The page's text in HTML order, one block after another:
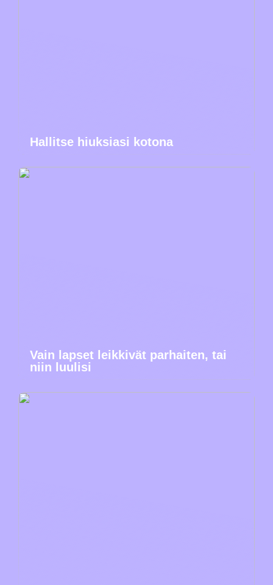
Hallitse hiuksiasi kotona
Vain lapset leikkivät parhaiten, tai
niin luulisi